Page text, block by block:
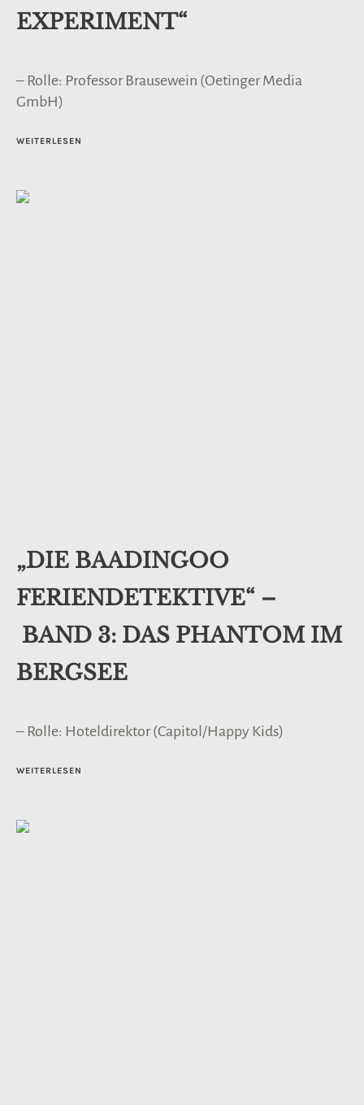
EXPERIMENT“
– Rolle: Professor Brausewein (Oetinger Media
GmbH)
WEITERLESEN
„DIE BAADINGOO
FERIENDETEKTIVE“ –
BAND 3: DAS PHANTOM IM
BERGSEE
– Rolle: Hoteldirektor (Capitol/Happy Kids)
WEITERLESEN